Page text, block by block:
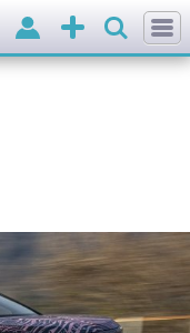
Додати
оголошення
Вхід